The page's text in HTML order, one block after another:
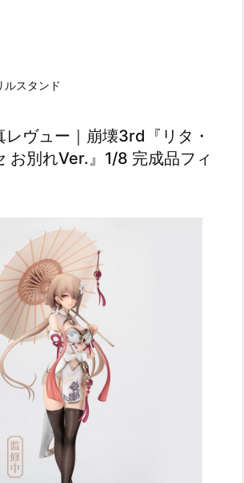
ルスタンド
レヴュー｜崩壊3rd『リタ・
お別れVer.』1/8 完成品フィ